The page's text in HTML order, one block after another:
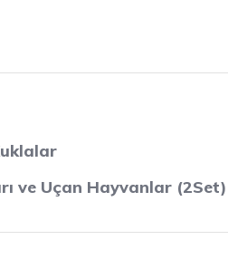
ve Uçan Hayvanlar (2Set)